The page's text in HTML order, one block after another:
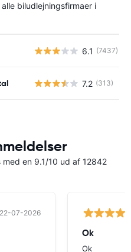
biludlejningsfirmaer i
6.1 (7437)
7.2 (313)
en 9.1/10 ud af 12842
22-07-2026
Ok
Ok